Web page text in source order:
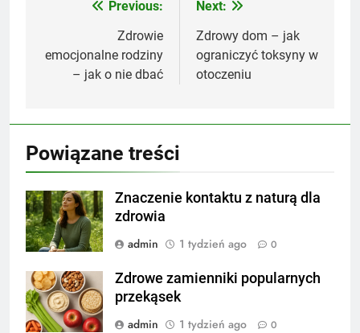
NawigacjaPrevious:
Zdrowie
emocjonalne rodziny
– jak o nie dbać
Next:
Zdrowy dom – jak
ograniczyć toksyny w
otoczeniu
Powiązane treści
Znaczenie kontaktu z naturą dla
zdrowia
admin
1 tydzień ago 0
Zdrowe zamienniki popularnych
przekąsek
admin
1 tydzień ago 0